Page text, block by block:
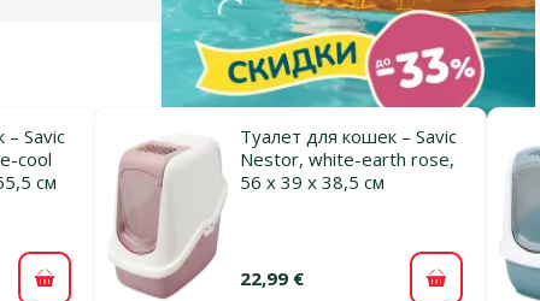
– Savic
cool
см
В корзину
Туалет для кошек – Savic
Nestor, white-earth rose,
56 x 39 x 38,5 см
22,99 € В корзину